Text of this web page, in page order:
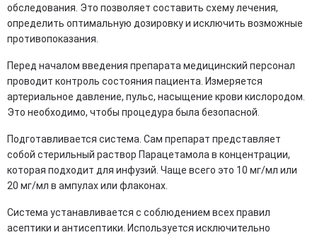
обследования. Это позволяет составить схему лечения,
определить оптимальную дозировку и исключить возможные
противопоказания.
Перед началом введения препарата медицинский персонал
проводит контроль состояния пациента. Измеряется
артериальное давление, пульс, насыщение крови кислородом.
Это необходимо, чтобы процедура была безопасной.
Подготавливается система. Сам препарат представляет
собой стерильный раствор Парацетамола в концентрации,
которая подходит для инфузий. Чаще всего это 10 мг/мл или
20 мг/мл в ампулах или флаконах.
Система устанавливается с соблюдением всех правил
асептики и антисептики. Используется исключительно